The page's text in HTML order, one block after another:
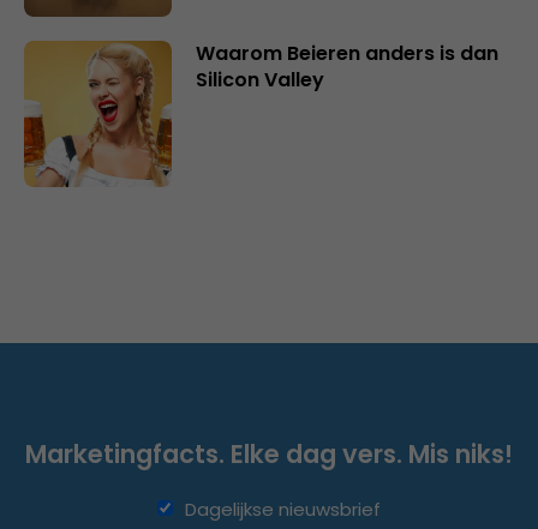
Waarom Beieren anders is dan
Silicon Valley
Marketingfacts. Elke dag vers. Mis niks!
Dagelijkse nieuwsbrief